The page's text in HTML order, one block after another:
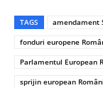
TAGS amendament
fonduri europene
Parlamentul European
sprijin european